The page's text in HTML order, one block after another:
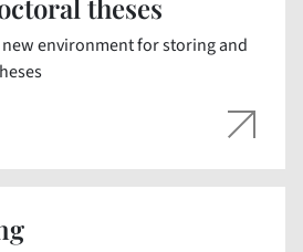
theses
new environment for storing and